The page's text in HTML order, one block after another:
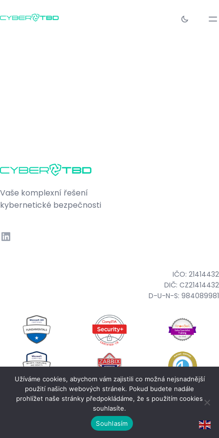
Vaše komplexní řešení
kybernetické bezpečnosti
IČO: 21414432
DIČ: CZ21414432
D-U-N-S: 984089981
Cyber TBD
Return to top ↑
Užíváme cookies, abychom vám zajistili co možná nejsnadnější
použití našich webových stránek. Pokud budete nadále
prohlížet naše stránky předpokládáme, že s použitím cookies
souhlasíte.
Souhlasím